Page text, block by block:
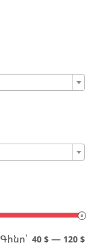
Գինը՝ 40 $ — 120 $